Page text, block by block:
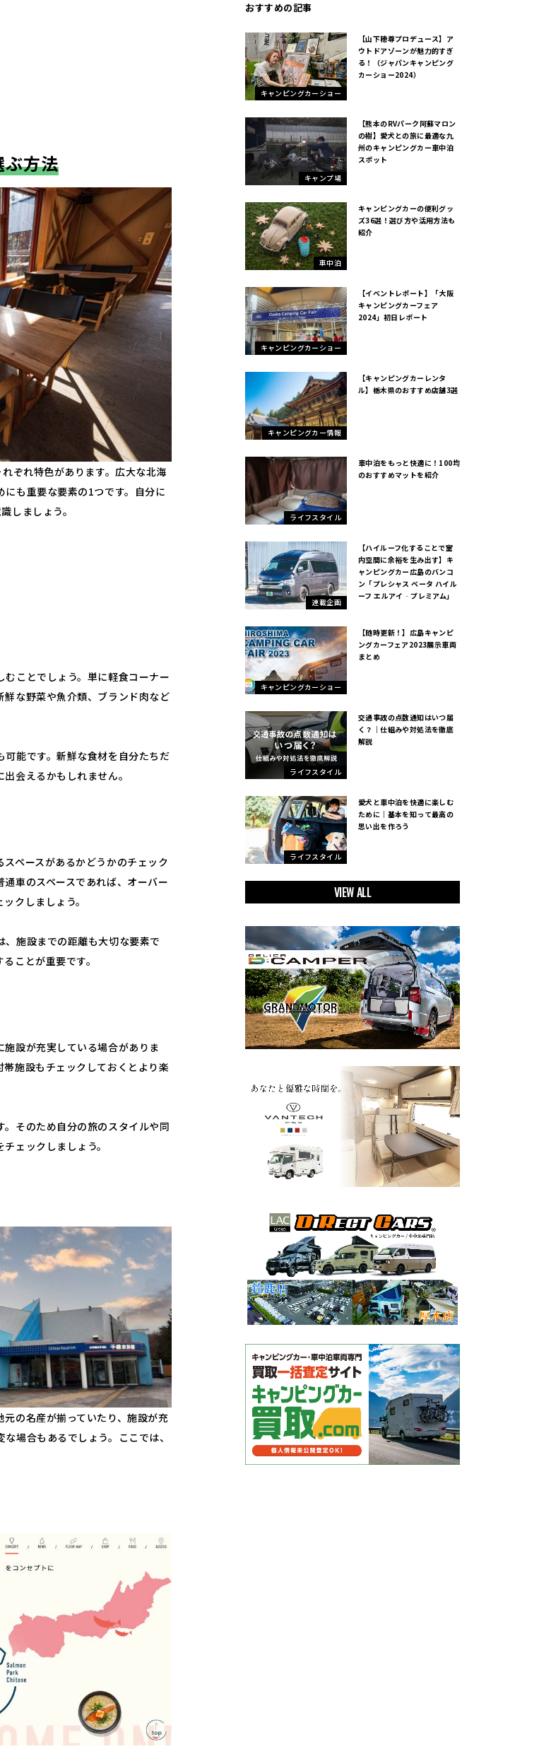
ぶ方法
ぞれ特色があります。広大な北海
も重要な要素の1つです。自分に
しましょう。
ことでしょう。単に軽食コーナー
な野菜や魚介類、ブランド肉など
能です。新鮮な食材を自分たちだ
会えるかもしれません。
ペースがあるかどうかのチェック
車のスペースであれば、オーバー
クしましょう。
施設までの距離も大切な要素で
ことが重要です。
設が充実している場合がありま
施設もチェックしておくとより楽
そのため自分の旅のスタイルや同
ェックしましょう。
の名産が揃っていたり、施設が充
場合もあるでしょう。ここでは、
おすすめの記事
キャンピングカーショー
【山下穂尊プロデュース】ア
ウトドアゾーンが魅力的すぎ
る！（ジャパンキャンピング
カーショー2024）
キャンプ場
【熊本のRVパーク阿蘇マロン
の樹】愛犬との旅に最適な九
州のキャンピングカー車中泊
スポット
車中泊
キャンピングカーの便利グッ
ズ36選！選び方や活用方法も
紹介
キャンピングカーショー
【イベントレポート】「大阪
キャンピングカーフェア
2024」初日レポート
キャンピングカー情報
【キャンピングカーレンタ
ル】栃木県のおすすめ店舗3選
ライフスタイル
車中泊をもっと快適に！100均
のおすすめマットを紹介
連載企画
【ハイルーフ化することで室
内空間に余裕を生み出す】キ
ャンピングカー広島のバンコ
ン「プレシャス ベータ ハイル
ーフ エルアイ‐プレミアム」
キャンピングカーショー
【随時更新！】広島キャンピ
ングカーフェア2023展示車両
まとめ
ライフスタイル
交通事故の点数通知はいつ届
く？｜仕組みや対処法を徹底
解説
ライフスタイル
愛犬と車中泊を快適に楽しむ
ために｜基本を知って最高の
思い出を作ろう
VIEW ALL